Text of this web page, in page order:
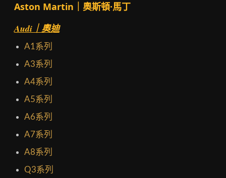
Aston Martin｜奧斯頓·馬丁
Audi｜奧迪
A1系列
A3系列
A4系列
A5系列
A6系列
A7系列
A8系列
Q3系列